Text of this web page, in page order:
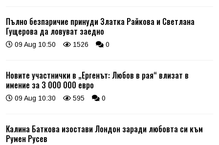
Пълно безпаричие принуди Златка Райкова и Светлана
Гущерова да ловуват заедно
09 Aug 10:50 1526 0
Новите участнички в „Ергенът: Любов в рая“ влизат в
имение за 3 000 000 евро
09 Aug 10:30 595 0
Калина Баткова изостави Лондон заради любовта си към
Румен Русев